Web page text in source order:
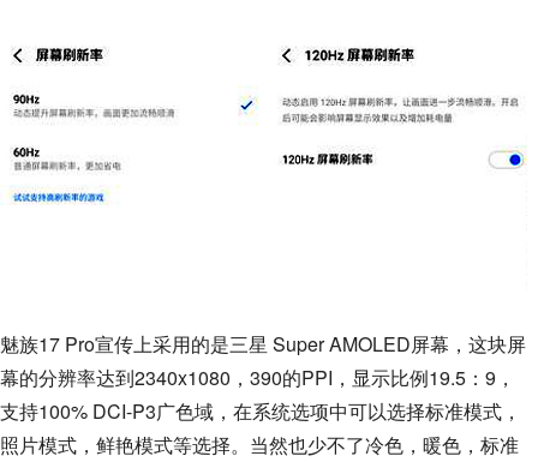
魅族17 Pro宣传上采用的是三星 Super AMOLED屏幕，这块屏
幕的分辨率达到2340x1080，390的PPI，显示比例19.5：9，
支持100% DCI-P3广色域，在系统选项中可以选择标准模式，
照片模式，鲜艳模式等选择。当然也少不了冷色，暖色，标准